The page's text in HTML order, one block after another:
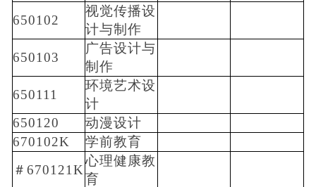
650102
视觉传播设
计与制作
650103
广告设计与
制作
650111
环境艺术设
计
650120
动漫设计
670102K
学前教育
＃670121K
心理健康教
育